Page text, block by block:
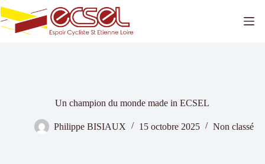
Passer
au
contenu
Un champion du monde made in ECSEL
Philippe BISIAUX 15 octobre 2025 Non classé